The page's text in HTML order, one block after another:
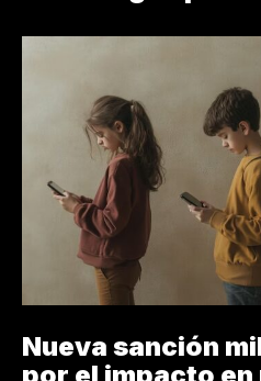
Nueva sanción
por el impacto en